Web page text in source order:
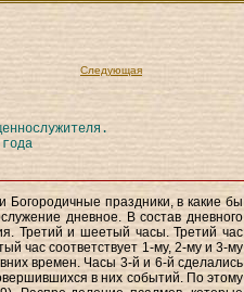
Следующая
праздники, в какие бы
дневное. В состав дневного
Третий и шеетый часы. Третий час
час соответствует 1-му, 2-му и 3-му
времен. Часы 3-й и 6-й сделались
в них событий. По этому